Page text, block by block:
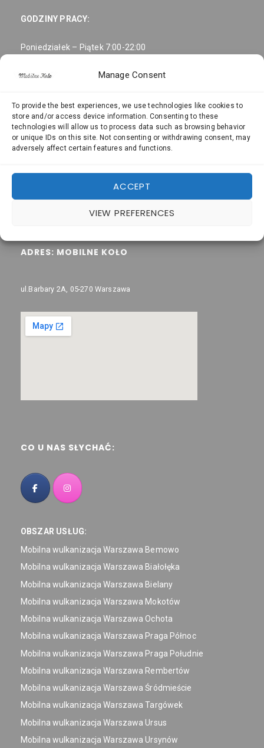
Manage Consent
To provide the best experiences, we use technologies like cookies to
store and/or access device information. Consenting to these
technologies will allow us to process data such as browsing behavior
or unique IDs on this site. Not consenting or withdrawing consent, may
adversely affect certain features and functions.
ACCEPT
VIEW PREFERENCES
GODZINY PRACY:
Poniedziałek – Piątek 7:00-22:00
Sobota 8:00-19:00
Niedziela: Odpoczywamy 🙂
NASZE FILIE:
Warszawa ul. Nocznickiego 31A 01-918
ADRES: MOBILNE KOŁO
ul.Barbary 2A, 05-270 Warszawa
CO U NAS SŁYCHAĆ:
OBSZAR USŁUG:
Mobilna wulkanizacja Warszawa Bemowo
Mobilna wulkanizacja Warszawa Białołęka
Mobilna wulkanizacja Warszawa Bielany
Mobilna wulkanizacja Warszawa Mokotów
Mobilna wulkanizacja Warszawa Ochota
Mobilna wulkanizacja Warszawa Praga Północ
Mobilna wulkanizacja Warszawa Praga Południe
Mobilna wulkanizacja Warszawa Rembertów
Mobilna wulkanizacja Warszawa Śródmieście
Mobilna wulkanizacja Warszawa Targówek
Mobilna wulkanizacja Warszawa Ursus
Mobilna wulkanizacja Warszawa Ursynów